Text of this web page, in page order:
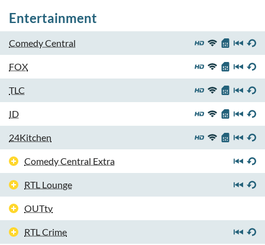
Entertainment
Comedy Central
FOX
TLC
ID
24Kitchen
Comedy Central Extra
RTL Lounge
OUTtv
RTL Crime